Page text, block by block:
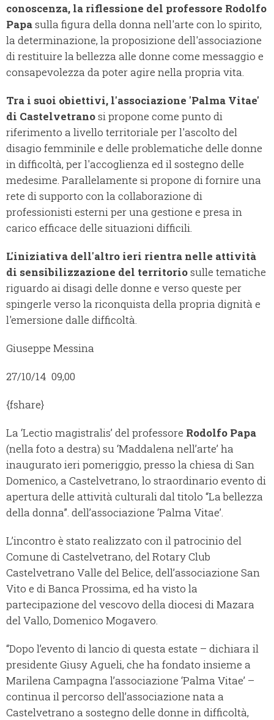
conoscenza, la riflessione del professore Rodolfo
Papasulla figura della donna nell'arte con lo spirito,
la determinazione, la proposizione dell'associazione
di restituire la bellezza alle donne come messaggio e
consapevolezza da poter agire nella propria vita.
Tra i suoi obiettivi, l'associazione 'Palma Vitae'
di Castelvetranosi propone come punto di
riferimento a livello territoriale per l'ascolto del
disagio femminile e delle problematiche delle donne
in difficoltà, per l'accoglienza ed il sostegno delle
medesime. Parallelamente si propone di fornire una
rete di supporto con la collaborazione di
professionisti esterni per una gestione e presa in
carico efficace delle situazioni difficili.
L'iniziativa dell'altro ieri rientra nelle attività
di sensibilizzazione del territoriosulle tematiche
riguardo ai disagi delle donne e verso queste per
spingerle verso la riconquista della propria dignità e
l'emersione dalle difficoltà.
Giuseppe Messina
27/10/14 09,00
{fshare}
La ‘Lectio magistralis’ del professore Rodolfo Papa
(nella foto a destra) su ‘Maddalena nell’arte’ ha
inaugurato ieri pomeriggio, presso la chiesa di San
Domenico, a Castelvetrano, lo straordinario evento di
apertura delle attività culturali dal titolo “La bellezza
della donna”. dell’associazione ‘Palma Vitae’.
L’incontro è stato realizzato con il patrocinio del
Comune di Castelvetrano, del Rotary Club
Castelvetrano Valle del Belice, dell’associazione San
Vito e di Banca Prossima, ed ha visto la
partecipazione del vescovo della diocesi di Mazara
del Vallo, Domenico Mogavero.
“Dopo l’evento di lancio di questa estate – dichiara il
presidente Giusy Agueli, che ha fondato insieme a
Marilena Campagna l’associazione ‘Palma Vitae’ –
continua il percorso dell’associazione nata a
Castelvetrano a sostegno delle donne in difficoltà,